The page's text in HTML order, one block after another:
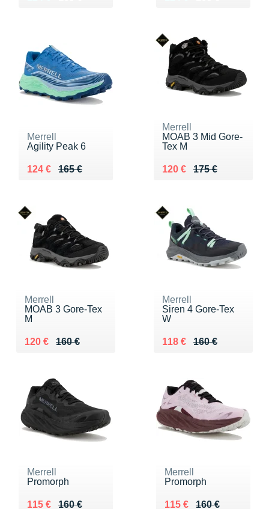
Merrell
Agility Peak 6
165 €
Au lieu de 165 €
124 €
Vendu 124 €
Merrell
MOAB 3 Mid Gore-
Tex M
175 €
Au lieu de 175 €
120 €
Vendu 120 €
Merrell
MOAB 3 Gore-Tex
M
160 €
Au lieu de 160 €
120 €
Vendu 120 €
Merrell
Siren 4 Gore-Tex
W
160 €
Au lieu de 160 €
118 €
Vendu 118 €
Merrell
Promorph
160 €
Au lieu de 160 €
115 €
Vendu 115 €
Merrell
Promorph
160 €
Au lieu de 160 €
115 €
Vendu 115 €